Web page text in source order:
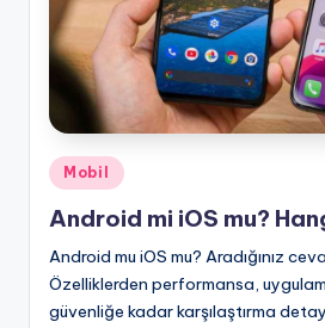
Posted
in
Mobil
Android mi iOS mu?
Android mu iOS mu? Aradığınız
Özelliklerden performansa,
güvenliğe kadar karşılaştırma